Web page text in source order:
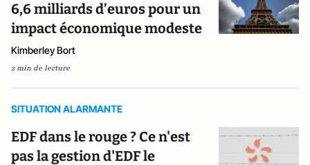
6,6 milliards d’euros pour un
impact économique modeste
Kimberley Bort
2 min de lecture
SITUATION ALARMANTE
EDF dans le rouge ? Ce n'est
pas la gestion d'EDF le